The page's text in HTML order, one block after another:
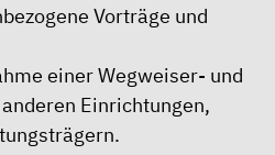
Vorträge und
einer Wegweiser- und
Einrichtungen,